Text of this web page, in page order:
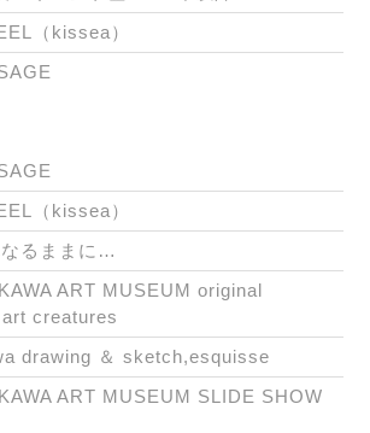
（kissea）
（kissea）
るままに…
ART MUSEUM original
creatures
drawing ＆ sketch,esquisse
ART MUSEUM SLIDE SHOW